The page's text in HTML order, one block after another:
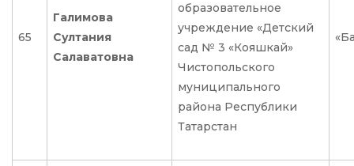
65
Галимова
Султания
Салаватовна
образовательное
учреждение «Детский
сад № 3 «Кояшкай»
Чистопольского
муниципального
района Республики
Татарстан